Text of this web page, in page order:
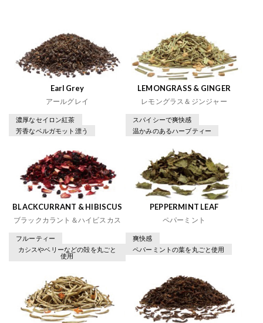
Earl Grey
アールグレイ
濃厚なセイロン紅茶
芳香なベルガモット漂う
LEMONGRASS & GINGER
レモングラス＆ジンジャー
スパイシーで爽快感
温かみのあるハーブティー
BLACKCURRANT & HIBISCUS
ブラックカラント＆ハイビスカス
フルーティー
カシスやベリーなどの殻を丸ごと
使用
PEPPERMINT LEAF
ペパーミント
爽快感
ペパーミントの葉を丸ごと使用